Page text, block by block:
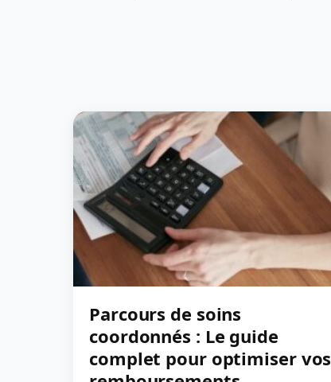
Parcours de soins
coordonnés : Le guide
complet pour optimiser vos